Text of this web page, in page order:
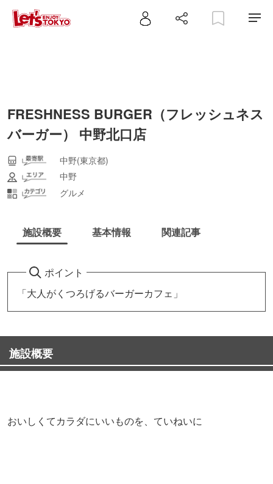
FRESHNESS BURGER（フレッシュネス
バーガー） 中野北口店
中野(東京都)
中野
グルメ
施設概要 基本情報 関連記事
ポイント
「大人がくつろげるバーガーカフェ」
施設概要
おいしくてカラダにいいものを、ていねいに